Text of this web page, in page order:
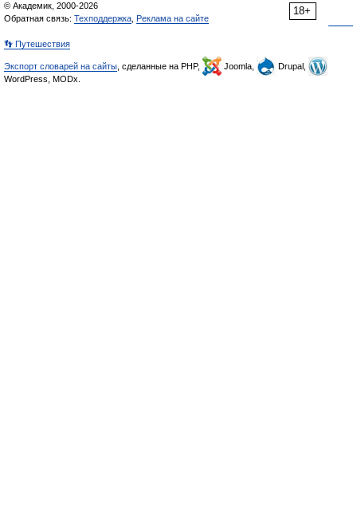
18+
© Академик, 2000-2026
Обратная связь: Техподдержка Реклама на сайте
👣 Путешествия
Экспорт словарей на сайты , сделанные на PHP, Joomla,
Drupal,
WordPress, MODx.